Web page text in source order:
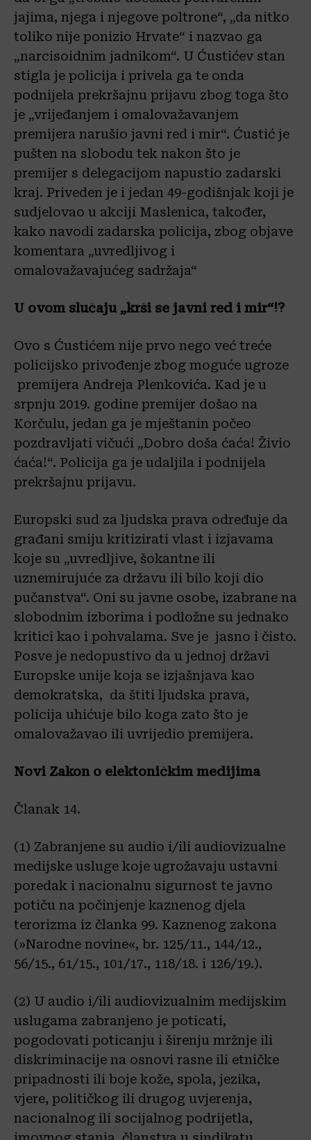
jajima, njega i njegove poltrone“, „da nitko
toliko nije ponizio Hrvate“ i nazvao ga
„narcisoidnim jadnikom“. U Ćustićev stan
stigla je policija i privela ga te onda
podnijela prekršajnu prijavu zbog toga što
je „vrijeđanjem i omalovažavanjem
premijera narušio javni red i mir“. Ćustić je
pušten na slobodu tek nakon što je
premijer s delegacijom napustio zadarski
kraj. Priveden je i jedan 49-godišnjak koji je
sudjelovao u akciji Maslenica, također,
kako navodi zadarska policija, zbog objave
komentara „uvredljivog i
omalovažavajućeg sadržaja“
U ovom slučaju „krši se javni red i mir“!?
Ovo s Ćustićem nije prvo nego već treće
policijsko privođenje zbog moguće ugroze
premijera Andreja Plenkovića. Kad je u
srpnju 2019. godine premijer došao na
Korčulu, jedan ga je mještanin počeo
pozdravljati vičući „Dobro doša ćaća! Živio
ćaća!“. Policija ga je udaljila i podnijela
prekršajnu prijavu.
Europski sud za ljudska prava određuje da
građani smiju kritizirati vlast i izjavama
koje su „uvredljive, šokantne ili
uznemirujuće za državu ili bilo koji dio
pučanstva“. Oni su javne osobe, izabrane na
slobodnim izborima i podložne su jednako
kritici kao i pohvalama. Sve je jasno i čisto.
Posve je nedopustivo da u jednoj državi
Europske unije koja se izjašnjava kao
demokratska, da štiti ljudska prava,
policija uhićuje bilo koga zato što je
omalovažavao ili uvrijedio premijera.
Novi Zakon o elektoničkim medijima
Članak 14.
(1) Zabranjene su audio i/ili audiovizualne
medijske usluge koje ugrožavaju ustavni
poredak i nacionalnu sigurnost te javno
potiču na počinjenje kaznenog djela
terorizma iz članka 99. Kaznenog zakona
(»Narodne novine«, br. 125/11., 144/12.,
56/15., 61/15., 101/17., 118/18. i 126/19.).
(2) U audio i/ili audiovizualnim medijskim
uslugama zabranjeno je poticati,
pogodovati poticanju i širenju mržnje ili
diskriminacije na osnovi rasne ili etničke
pripadnosti ili boje kože, spola, jezika,
vjere, političkog ili drugog uvjerenja,
nacionalnog ili socijalnog podrijetla,